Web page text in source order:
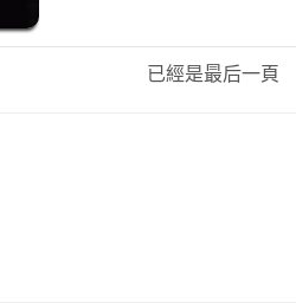
已經是最后一頁